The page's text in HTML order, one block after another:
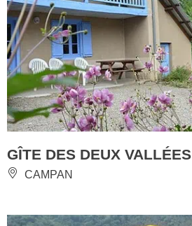
GÎTE DES DEUX VALLÉES
CAMPAN